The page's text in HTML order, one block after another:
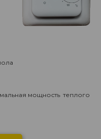
мощность теплого